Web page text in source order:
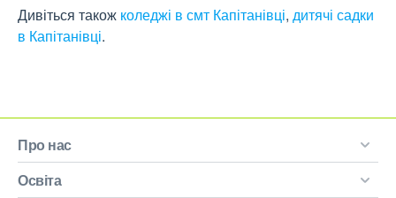
Дивіться також коледжі в смт Капітанівці, дитячі садки
в Капітанівці.
Про нас
Освіта